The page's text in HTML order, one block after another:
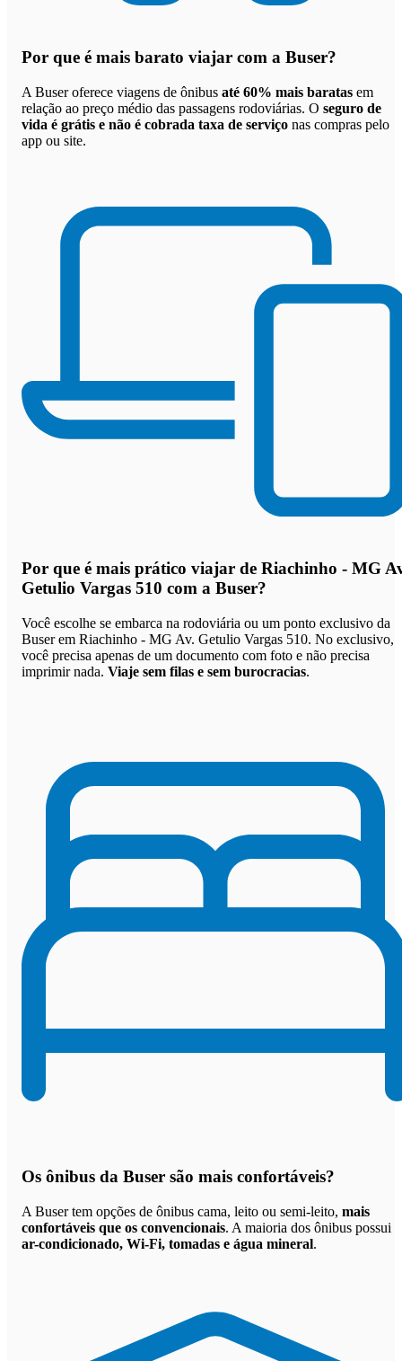
Por que é mais barato viajar com a Buser?
A Buser oferece viagens de ônibus até 60% mais baratas em
relação ao preço médio das passagens rodoviárias. O seguro de
vida é grátis e não é cobrada taxa de serviço nas compras pelo
app ou site.
Por que é mais prático viajar de Riachinho - MG
Getulio Vargas 510 com a Buser?
Você escolhe se embarca na rodoviária ou um ponto exclusivo da
Buser em Riachinho - MG Av. Getulio Vargas 510. No exclusivo,
você precisa apenas de um documento com foto e não precisa
imprimir nada. Viaje sem filas e sem burocracias.
Os ônibus da Buser são mais confortáveis?
A Buser tem opções de ônibus cama, leito ou semi-leito, mais
confortáveis que os convencionais. A maioria dos ônibus possui
ar-condicionado, Wi-Fi, tomadas e água mineral.